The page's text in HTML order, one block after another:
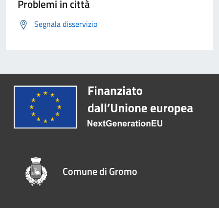
Problemi in città
Segnala disservizio
Comune di Gromo